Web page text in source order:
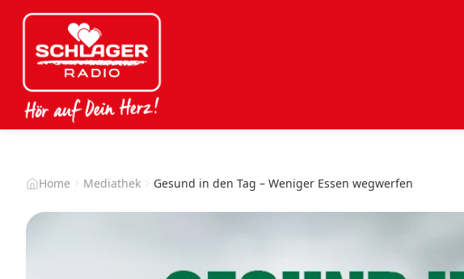
Home Mediathek Gesund in den Tag – Weniger Essen wegwerfen